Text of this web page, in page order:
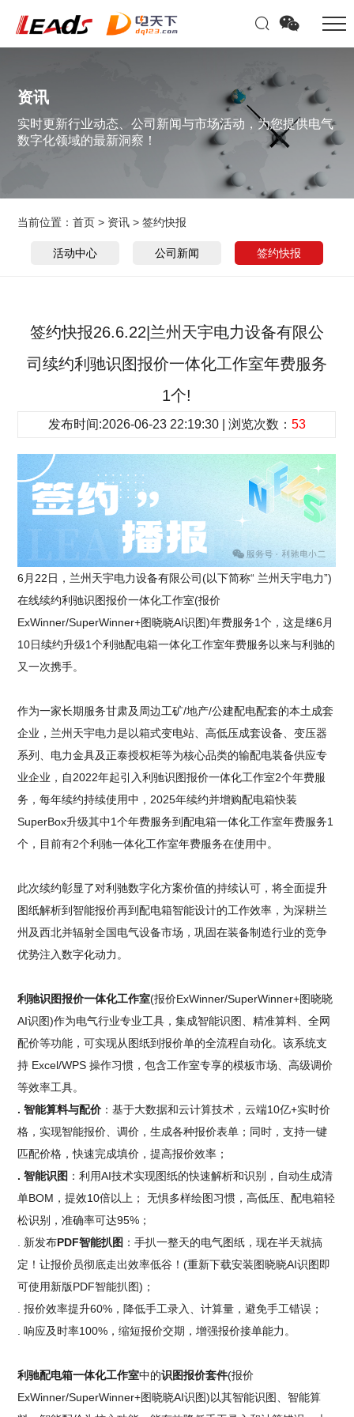
资讯
实时更新行业动态、公司新闻与市场活动，为您提供电气
数字化领域的最新洞察！
当前位置：首页 > 资讯 >签约快报
活动中心 公司新闻 签约快报
签约快报26.6.22|兰州天宇电力设备有限公
司续约利驰识图报价一体化工作室年费服务
1个!
发布时间:2026-06-23 22:19:30 | 浏览次数： 53
6月22日，兰州天宇电力设备有限公司(以下简称“ 兰州天宇电力”)
在线续约利驰识图报价一体化工作室(报价
ExWinner/SuperWinner+图晓晓AI识图)年费服务1个，这是继6月
10日续约升级1个利驰配电箱一体化工作室年费服务以来与利驰的
又一次携手。
作为一家长期服务甘肃及周边工矿/地产/公建配电配套的本土成套
企业，兰州天宇电力是以箱式变电站、高低压成套设备、变压器
系列、电力金具及正泰授权柜等为核心品类的输配电装备供应专
业企业，自2022年起引入利驰识图报价一体化工作室2个年费服
务，每年续约持续使用中，2025年续约并增购配电箱快装
SuperBox升级其中1个年费服务到配电箱一体化工作室年费服务1
个，目前有2个利驰一体化工作室年费服务在使用中。
此次续约彰显了对利驰数字化方案价值的持续认可，将全面提升
图纸解析到智能报价再到配电箱智能设计的工作效率，为深耕兰
州及西北并辐射全国电气设备市场，巩固在装备制造行业的竞争
优势注入数字化动力。
利驰识图报价一体化工作室(报价ExWinner/SuperWinner+图晓晓
AI识图)作为电气行业专业工具，集成智能识图、精准算料、全网
配价等功能，可实现从图纸到报价单的全流程自动化。该系统支
持 Excel/WPS 操作习惯，包含工作室专享的模板市场、高级调价
等效率工具。
. 智能算料与配价 ：基于大数据和云计算技术，云端10亿+实时价
格，实现智能报价、调价，生成各种报价表单；同时，支持一键
匹配价格，快速完成填价，提高报价效率；
. 智能识图 ：利用AI技术实现图纸的快速解析和识别，自动生成清
单BOM，提效10倍以上； 无惧多样绘图习惯，高低压、配电箱轻
松识别，准确率可达95%；
. 新发布PDF智能扒图 ：手扒一整天的电气图纸，现在半天就搞
定！让报价员彻底走出效率低谷！(重新下载安装图晓晓AI识图即
可使用新版PDF智能扒图)；
. 报价效率提升60%，降低手工录入、计算量，避免手工错误；
. 响应及时率100%，缩短报价交期，增强报价接单能力。
利驰配电箱一体化工作室中的识图报价套件(报价
ExWinner/SuperWinner+图晓晓AI识图)以其智能识图、智能算